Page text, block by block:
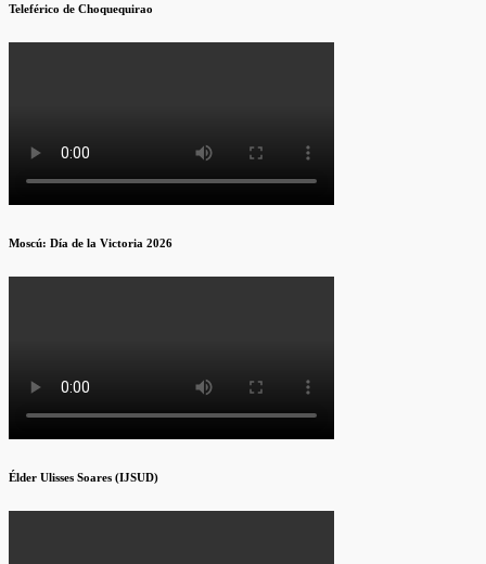
Teleférico de Choquequirao
Moscú: Día de la Victoria 2026
Élder Ulisses Soares (IJSUD)